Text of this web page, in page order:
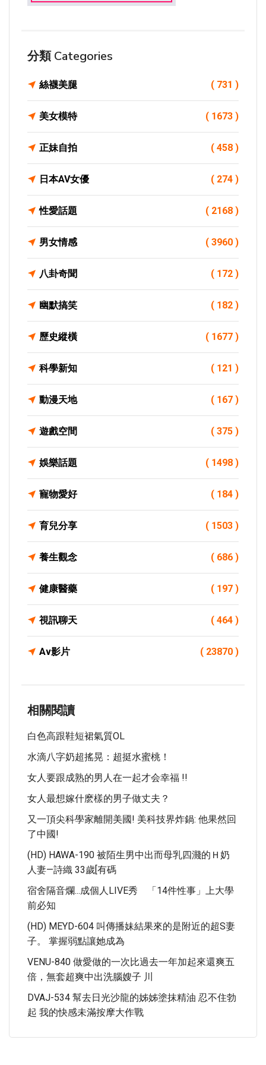
分類 Categories
絲襪美腿 ( 731 )
美女模特 ( 1673 )
正妹自拍 ( 458 )
日本AV女優 ( 274 )
性愛話題 ( 2168 )
男女情感 ( 3960 )
八卦奇聞 ( 172 )
幽默搞笑 ( 182 )
歷史縱橫 ( 1677 )
科學新知 ( 121 )
動漫天地 ( 167 )
遊戲空間 ( 375 )
娛樂話題 ( 1498 )
寵物愛好 ( 184 )
育兒分享 ( 1503 )
養生觀念 ( 686 )
健康醫藥 ( 197 )
視訊聊天 ( 464 )
Av影片 ( 23870 )
相關閱讀
白色高跟鞋短裙氣質OL
水滴八字奶超搖晃：超挺水蜜桃！
女人要跟成熟的男人在一起才会幸福 !!
女人最想嫁什麽樣的男子做丈夫？
又一頂尖科學家離開美國! 美科技界炸鍋: 他果然回
了中國!
(HD) HAWA-190 被陌生男中出而母乳四濺的Ｈ奶
人妻—詩織 33歲[有碼
宿舍隔音爛...成個人LIVE秀 「14件性事」上大學
前必知
(HD) MEYD-604 叫傳播妹結果來的是附近的超S妻
子。 掌握弱點讓她成為
VENU-840 做愛做的一次比過去一年加起來還爽五
倍，無套超爽中出洗腦嫂子 川
DVAJ-534 幫去日光沙龍的姊姊塗抹精油 忍不住勃
起 我的快感未滿按摩大作戰